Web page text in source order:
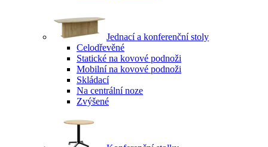
Jednací a konferenční stoly
Celodřevěné
Statické na kovové podnoži
Mobilní na kovové podnoži
Skládací
Na centrální noze
Zvýšené